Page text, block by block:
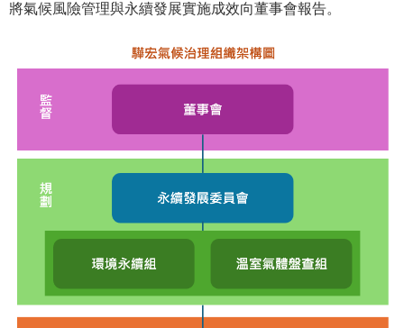
將氣候風險管理與永續發展實施成效向董事會報告。